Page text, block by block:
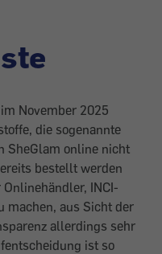
November 2025
die sogenannte
SheGlam online nicht
bestellt werden
INCI-
machen, aus Sicht der
allerdings sehr
ist so